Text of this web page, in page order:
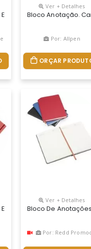
Promocionais
Ver + Detalhes
Bloco Anotação.
Por: Allpen
ORÇAR
Fabricação
Com Capa E
Ver + Detalhes
Bloco De
Por: Redd Promocional